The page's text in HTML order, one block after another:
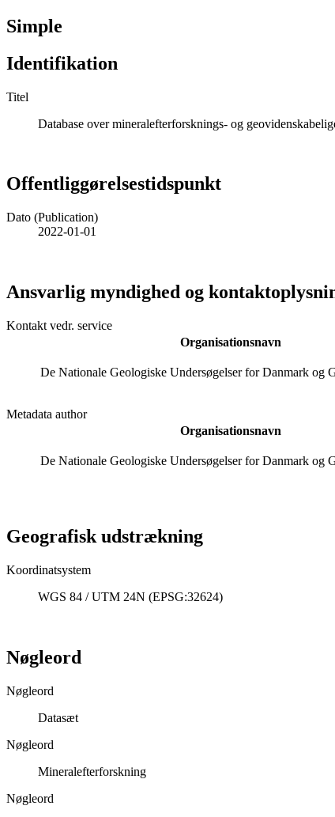
Simple
Identifikation
Titel
Database over mineralefterforsknings- og
Offentliggørelsestidspunkt
Dato (Publication)
2022-01-01
Ansvarlig myndighed og
Kontakt vedr. service
Organisationsnavn
De Nationale Geologiske Undersøgelser for Danmark og
Metadata author
Organisationsnavn
De Nationale Geologiske Undersøgelser for Danmark og
Geografisk udstrækning
Koordinatsystem
WGS 84 / UTM 24N (EPSG:32624)
Nøgleord
Nøgleord
Datasæt
Nøgleord
Mineralefterforskning
Nøgleord